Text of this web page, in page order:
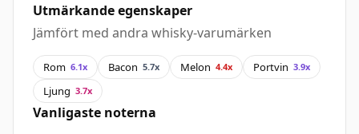
Utmärkande egenskaper
Jämfört med andra whisky-varumärken
Rom 6.1x Bacon 5.7x Melon 4.4x Portvin 3.9x
Ljung 3.7x
Vanligaste noterna